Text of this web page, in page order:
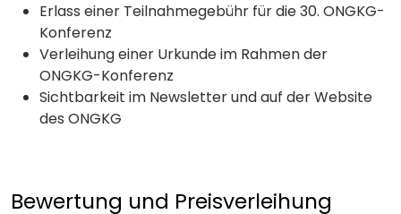
Erlass einer Teilnahmegebühr für die 30. ONGKG-
Konferenz
Verleihung einer Urkunde im Rahmen der
ONGKG-Konferenz
Sichtbarkeit im Newsletter und auf der Website
des ONGKG
Bewertung und Preisverleihung